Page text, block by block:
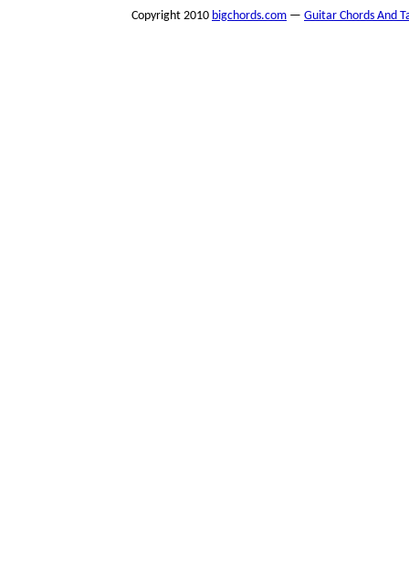
Copyright 2010 bigchords.com — Guitar Chords And